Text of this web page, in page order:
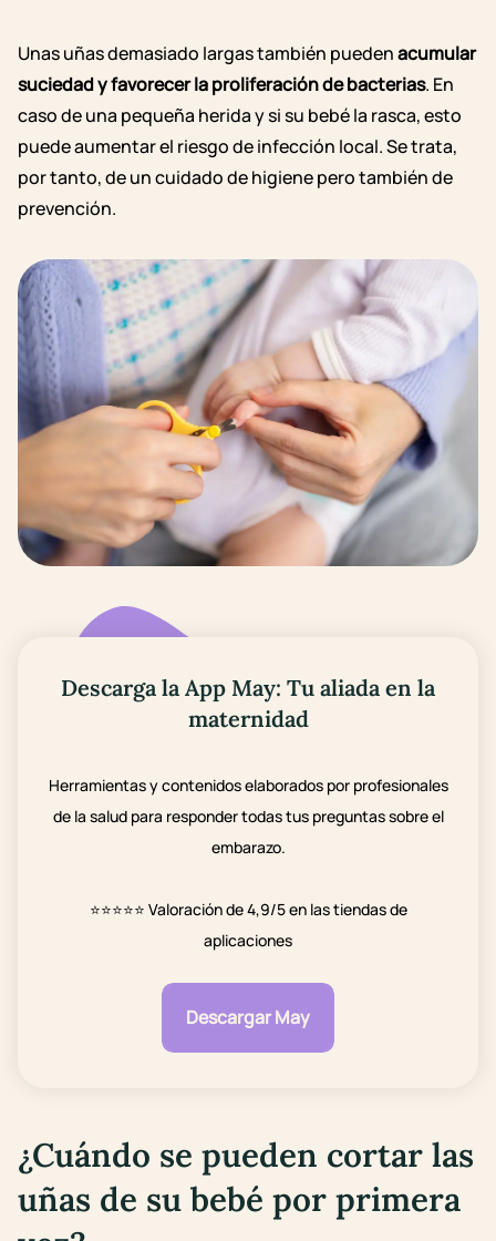
Unas uñas demasiado largas también puedenacumular
suciedad y favorecer la proliferación de bacterias. En
caso de una pequeña herida y si su bebé la rasca, esto
puede aumentar el riesgo de infección local. Se trata,
por tanto, de un cuidado de higiene pero también de
prevención.
Descarga la App May: Tu aliada en la
maternidad
Herramientas y contenidos elaborados por profesionales
de la salud para responder todas tus preguntas sobre el
embarazo.
⭐⭐⭐⭐⭐ Valoración de 4,9/5 en las tiendas de
aplicaciones
Descargar May
¿Cuándo se pueden cortar las
uñas de su bebé por primera